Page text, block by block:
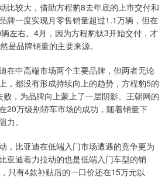
较大，借助方程豹8去年底的上市交付和
牌一度实现月零售销量超过1.1万辆，但在
左右。4月，因为方程豹钛3开始交付，才
是品牌销量的主要来源。
中高端市场两个主要品牌，但两者无论
，都没有形成持续向上的趋势，方程豹5的
，为品牌向上蒙上了一层阴影。王朝网的
20万级别轿车市场的成功，随着销量下
。
比亚迪在低端入门市场遭遇的竞争更为
亚迪着力拉动的也是低端入门车型的销
只有4款补贴后的一口价还在15万元以